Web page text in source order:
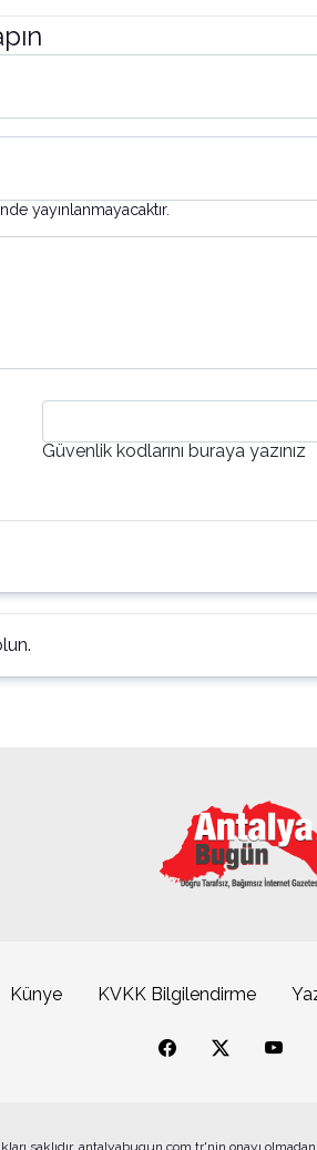
yayınlanmayacaktır.
Güvenlik kodlarını buraya yazınız
Künye KVKK Bilgilendirme
saklıdır. antalyabugun.com.tr'nin onayı